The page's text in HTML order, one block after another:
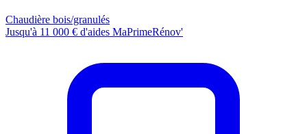
Chaudière bois/granulés
Jusqu'à 11 000 € d'aides MaPrimeRénov'